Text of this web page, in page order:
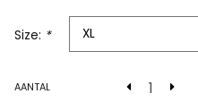
Size: *
AANTAL